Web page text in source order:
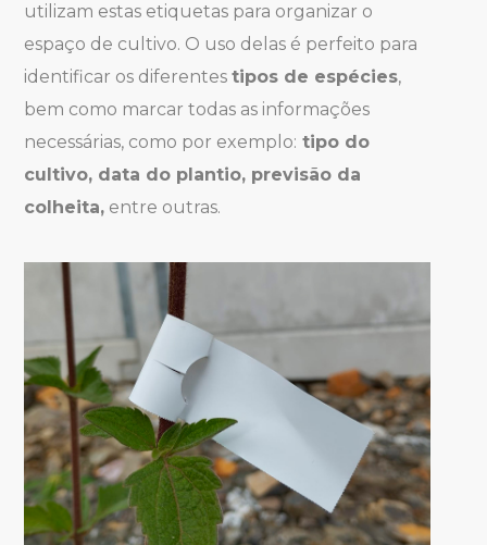
utilizam estas etiquetas para organizar o
espaço de cultivo. O uso delas é perfeito para
identificar os diferentestipos de espécies,
bem como marcar todas as informações
necessárias, como por exemplo: tipo do
cultivo, data do plantio, previsão da
colheita, entre outras.